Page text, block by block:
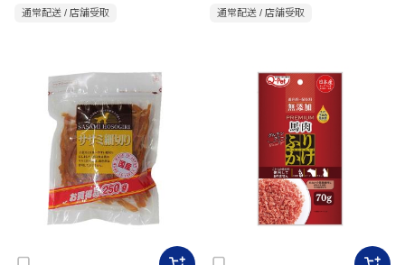
通常配送 / 店舗受取 通常配送 / 店舗受取